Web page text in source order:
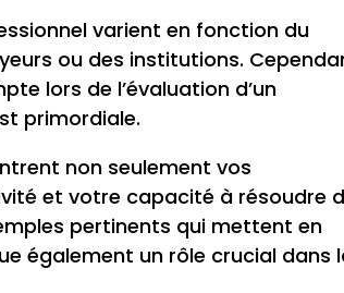
varient en fonction du
ou des institutions.
lors de l’évaluation d’un
primordiale.
non seulement vos
et votre capacité à résoudre
pertinents qui mettent en
également un rôle crucial dans